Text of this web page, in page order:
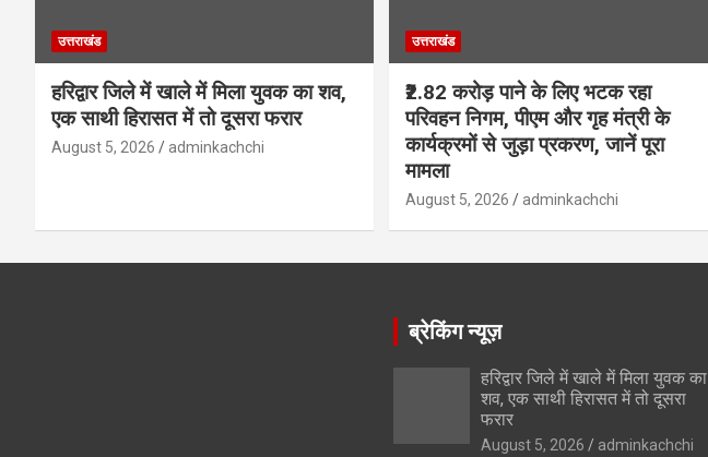
उत्तराखंड
हरिद्वार जिले में खाले में मिला युवक का शव,
एक साथी हिरासत में तो दूसरा फरार
August 5, 2026 adminkachchi
उत्तराखंड
₹2.82 करोड़ पाने के लिए भटक रहा
परिवहन निगम, पीएम और गृह मंत्री के
कार्यक्रमों से जुड़ा प्रकरण, जानें पूरा
मामला
August 5, 2026 adminkachchi
ब्रेकिंग न्यूज़
हरिद्वार जिले में खाले में मिला युवक का
शव, एक साथी हिरासत में तो दूसरा
फरार
August 5, 2026 adminkachchi